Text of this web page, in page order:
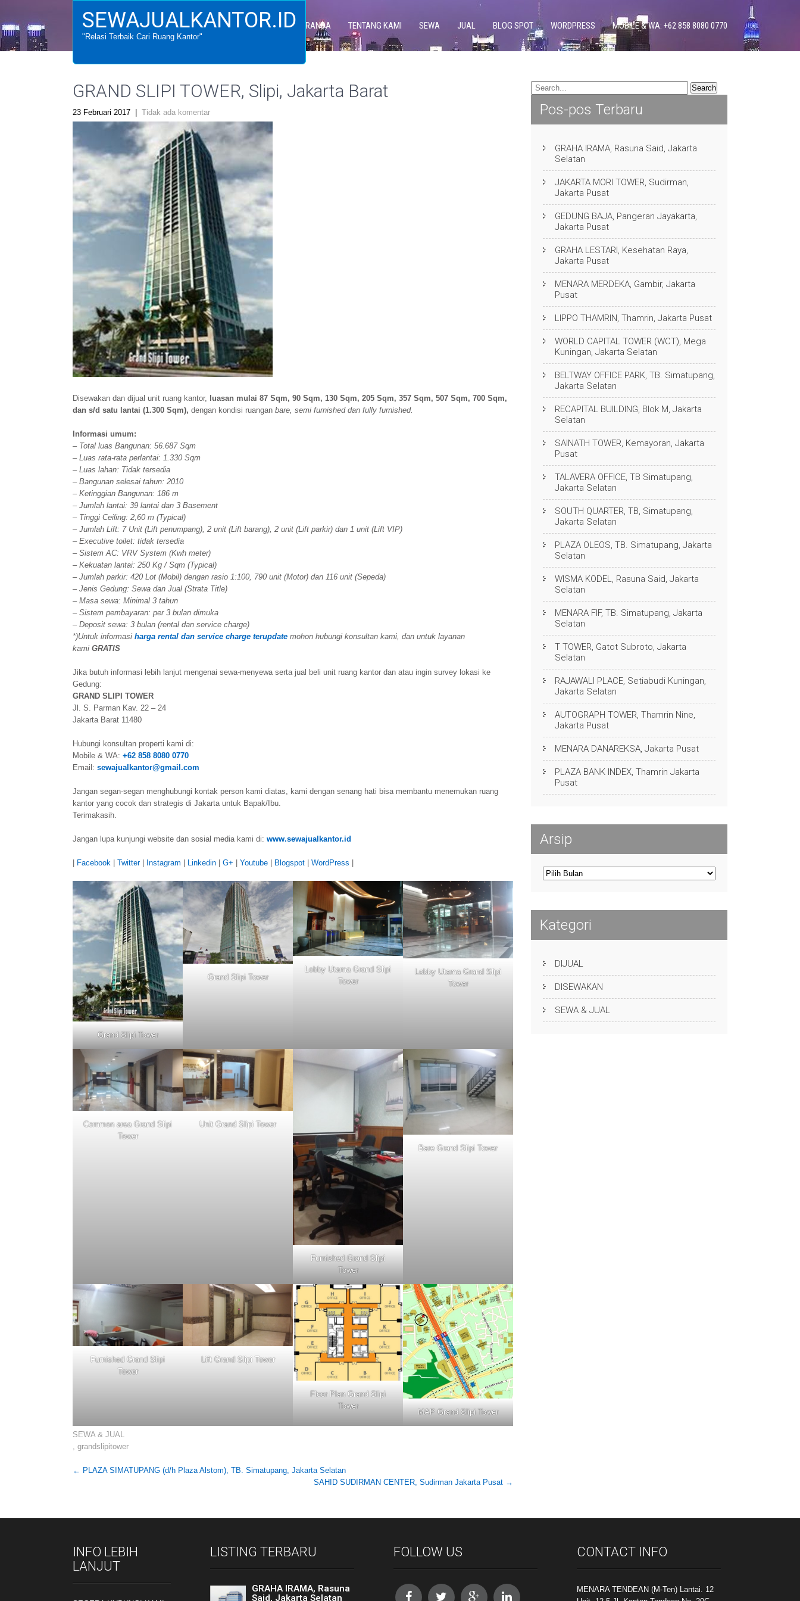
SEWAJUALKANTOR.ID
"Relasi Terbaik Cari Ruang Kantor"
BERANDA TENTANG KAMI SEWA JUAL BLOG SPOT WORDPRESS MOBILE & WA: +62 858 8080 0770
GRAND SLIPI TOWER, Slipi, Jakarta Barat
23 Februari 2017 Tidak ada komentar
Disewakan dan dijual unit ruang kantor, luasan mulai 87 Sqm, 90 Sqm, 130 Sqm, 205 Sqm, 357 Sqm, 507 Sqm, 700 Sqm,
dan s/d satu lantai (1.300 Sqm), dengan kondisi ruangan bare, semi furnished dan fully furnished.
Informasi umum:
– Total luas Bangunan: 56.687 Sqm
– Luas rata-rata perlantai: 1.330 Sqm
– Luas lahan: Tidak tersedia
– Bangunan selesai tahun: 2010
– Ketinggian Bangunan: 186 m
– Jumlah lantai: 39 lantai dan 3 Basement
– Tinggi Ceiling: 2,60 m (Typical)
– Jumlah Lift: 7 Unit (Lift penumpang), 2 unit (Lift barang), 2 unit (Lift parkir) dan 1 unit (Lift VIP)
– Executive toilet: tidak tersedia
– Sistem AC: VRV System (Kwh meter)
– Kekuatan lantai: 250 Kg / Sqm (Typical)
– Jumlah parkir: 420 Lot (Mobil) dengan rasio 1:100, 790 unit (Motor) dan 116 unit (Sepeda)
– Jenis Gedung: Sewa dan Jual (Strata Title)
– Masa sewa: Minimal 3 tahun
– Sistem pembayaran: per 3 bulan dimuka
– Deposit sewa: 3 bulan (rental dan service charge)
*)Untuk informasi harga rental dan service charge terupdate mohon hubungi konsultan kami, dan untuk layanan
kami GRATIS
Jika butuh informasi lebih lanjut mengenai sewa-menyewa serta jual beli unit ruang kantor dan atau ingin survey lokasi ke
Gedung:
GRAND SLIPI TOWER
Jl. S. Parman Kav. 22 – 24
Jakarta Barat 11480
Hubungi konsultan properti kami di:
Mobile & WA: +62 858 8080 0770
Email: sewajualkantor@gmail.com
Jangan segan-segan menghubungi kontak person kami diatas, kami dengan senang hati bisa membantu menemukan ruang
kantor yang cocok dan strategis di Jakarta untuk Bapak/Ibu.
Terimakasih.
Jangan lupa kunjungi website dan sosial media kami di: www.sewajualkantor.id
Facebook Twitter| Instagram Linkedin G+ Youtube Blogspot WordPress
Grand Slipi Tower
Grand Slipi Tower
Lobby Utama Grand Slipi
Tower
Lobby Utama Grand Slipi
Tower
Common area Grand Slipi
Tower
Unit Grand Slipi Tower
Furnished Grand Slipi
Tower
Bare Grand Slipi Tower
Furnished Grand Slipi
Tower
Lift Grand Slipi Tower
Floor Plan Grand Slipi
Tower
MAP Grand Slipi Tower
SEWA & JUAL
grandslipitower
Post
← PLAZA SIMATUPANG (d/h Plaza Alstom), TB. Simatupang, Jakarta Selatan
SAHID SUDIRMAN CENTER, Sudirman Jakarta Pusat →
Pos-pos Terbaru
GRAHA IRAMA, Rasuna Said, Jakarta
Selatan
JAKARTA MORI TOWER, Sudirman,
Jakarta Pusat
GEDUNG BAJA, Pangeran Jayakarta,
Jakarta Pusat
GRAHA LESTARI, Kesehatan Raya,
Jakarta Pusat
MENARA MERDEKA, Gambir, Jakarta
Pusat
LIPPO THAMRIN, Thamrin, Jakarta Pusat
WORLD CAPITAL TOWER (WCT), Mega
Kuningan, Jakarta Selatan
BELTWAY OFFICE PARK, TB. Simatupang,
Jakarta Selatan
RECAPITAL BUILDING, Blok M, Jakarta
Selatan
SAINATH TOWER, Kemayoran, Jakarta
Pusat
TALAVERA OFFICE, TB Simatupang,
Jakarta Selatan
SOUTH QUARTER, TB, Simatupang,
Jakarta Selatan
PLAZA OLEOS, TB. Simatupang, Jakarta
Selatan
WISMA KODEL, Rasuna Said, Jakarta
Selatan
MENARA FIF, TB. Simatupang, Jakarta
Selatan
T TOWER, Gatot Subroto, Jakarta
Selatan
RAJAWALI PLACE, Setiabudi Kuningan,
Jakarta Selatan
AUTOGRAPH TOWER, Thamrin Nine,
Jakarta Pusat
MENARA DANAREKSA, Jakarta Pusat
PLAZA BANK INDEX, Thamrin Jakarta
Pusat
Arsip
Arsip
Kategori
DIJUAL
DISEWAKAN
SEWA & JUAL
INFO LEBIH
LANJUT
LISTING TERBARU
GRAHA IRAMA, Rasuna
Said, Jakarta Selatan
FOLLOW US CONTACT INFO
MENARA TENDEAN (M-Ten) Lantai. 12